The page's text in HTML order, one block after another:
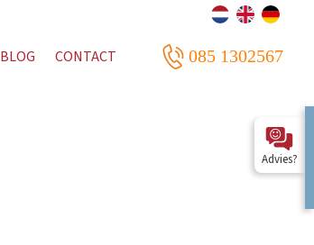
BLOG CONTACT 085 1302567
Advies?